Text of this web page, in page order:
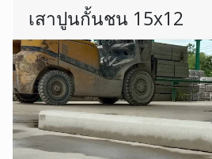
เสาปูนกั้นชน 15x12